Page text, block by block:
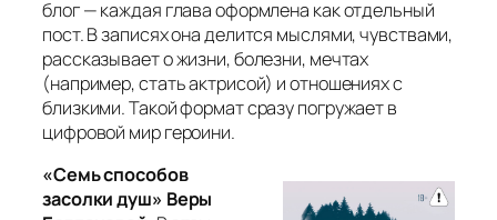
блог — каждая глава оформлена как отдельный
пост. В записях она делится мыслями, чувствами,
рассказывает о жизни, болезни, мечтах
(например, стать актрисой) и отношениях с
близкими. Такой формат сразу погружает в
цифровой мир героини.
«Семь способов
засолки душ» Веры